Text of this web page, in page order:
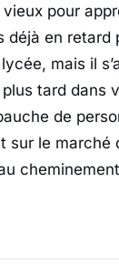
vieux pour
déjà en
mais il
tard dans
de
sur le